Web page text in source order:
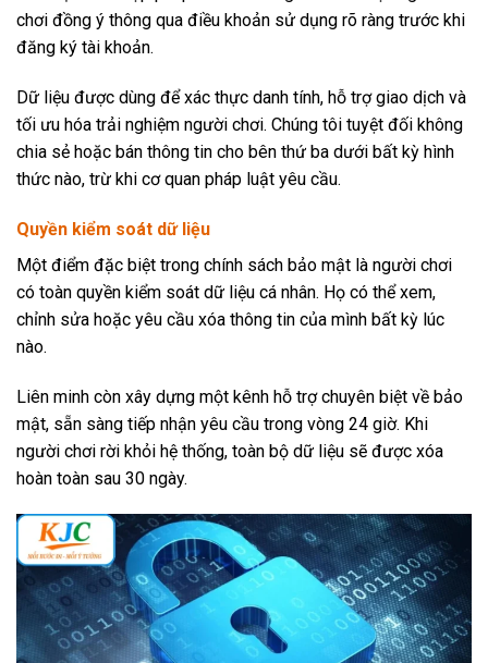
chơi đồng ý thông qua điều khoản sử dụng rõ ràng trước khi
đăng ký tài khoản.
Dữ liệu được dùng để xác thực danh tính, hỗ trợ giao dịch và
tối ưu hóa trải nghiệm người chơi. Chúng tôi tuyệt đối không
chia sẻ hoặc bán thông tin cho bên thứ ba dưới bất kỳ hình
thức nào, trừ khi cơ quan pháp luật yêu cầu.
Quyền kiểm soát dữ liệu
Một điểm đặc biệt trong chính sách bảo mật là người chơi
có toàn quyền kiểm soát dữ liệu cá nhân. Họ có thể xem,
chỉnh sửa hoặc yêu cầu xóa thông tin của mình bất kỳ lúc
nào.
Liên minh còn xây dựng một kênh hỗ trợ chuyên biệt về bảo
mật, sẵn sàng tiếp nhận yêu cầu trong vòng 24 giờ. Khi
người chơi rời khỏi hệ thống, toàn bộ dữ liệu sẽ được xóa
hoàn toàn sau 30 ngày.